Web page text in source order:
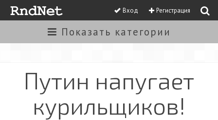
Вход Регистрация
Показать категории
Путин напугает
курильщиков!